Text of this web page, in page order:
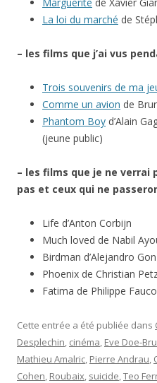
La loi du marché de
– les films que j’ai vus
Trois souvenirs de ma
Comme un avion de
Phantom Boy d’Alain
(jeune public)
– les films que je ne verrai
pas et ceux qui ne
Life d’Anton Corbijn
Much loved de Nabil
Birdman d’Alejandro
Phoenix de Christian
Fatima de Philippe
Cette entrée a été publiée dans
Desplechin, cinéma, Eve Doe-
Mathieu Amalric, Pierre Andrau,
Cohen, Roubaix, suicide,Teo